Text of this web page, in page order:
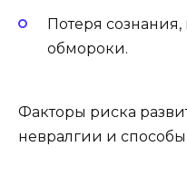
Потеря
обмороки.
Факторы риска
невралгии и